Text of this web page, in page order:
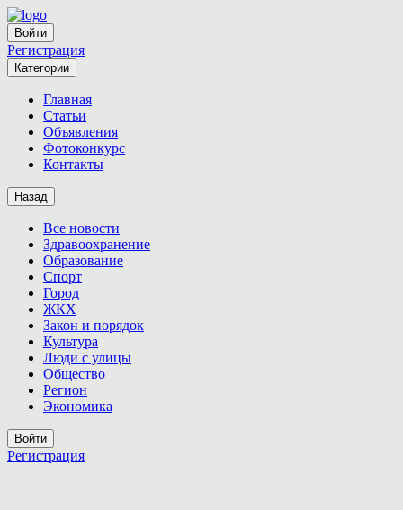
Войти
Регистрация
Категории
Главная
Статьи
Объявления
Фотоконкурс
Контакты
Назад
Все новости
Здравоохранение
Образование
Спорт
Город
ЖКХ
Закон и порядок
Культура
Люди с улицы
Общество
Регион
Экономика
Войти
Регистрация